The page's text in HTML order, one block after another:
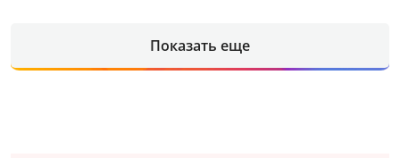
Показать еще